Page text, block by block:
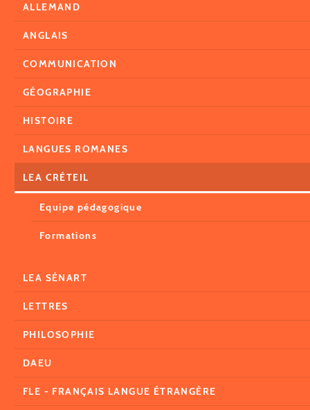
ALLEMAND
ANGLAIS
COMMUNICATION
GÉOGRAPHIE
HISTOIRE
LANGUES ROMANES
LEA CRÉTEIL
Equipe pédagogique
Formations
LEA SÉNART
LETTRES
PHILOSOPHIE
DAEU
FLE - FRANÇAIS LANGUE ÉTRANGÈRE